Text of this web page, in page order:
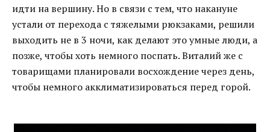
идти на вершину. Но в связи с тем, что накануне
устали от перехода с тяжелыми рюкзаками, решили
выходить не в 3 ночи, как делают это умные люди, а
позже, чтобы хоть немного поспать. Виталий же с
товарищами планировали восхождение через день,
чтобы немного акклиматизироваться перед горой.